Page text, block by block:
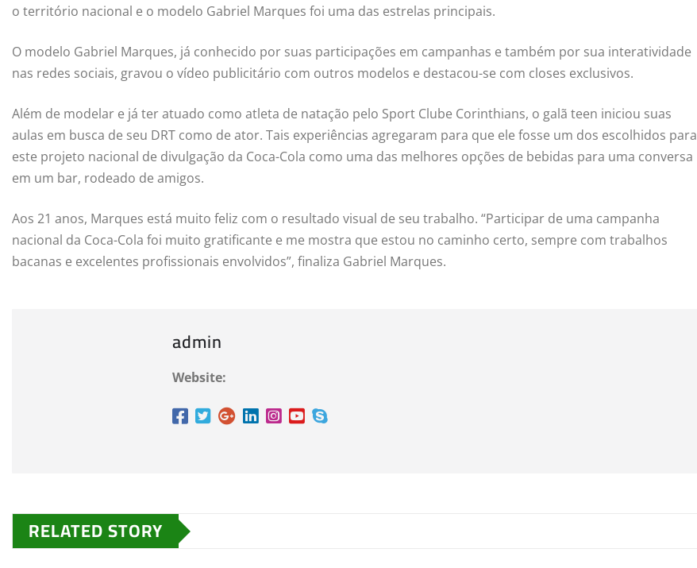
o território nacional e o modelo Gabriel Marques foi uma das estrelas principais.
O modelo Gabriel Marques, já conhecido por suas participações em campanhas e também por sua interatividade
nas redes sociais, gravou o vídeo publicitário com outros modelos e destacou-se com closes exclusivos.
Além de modelar e já ter atuado como atleta de natação pelo Sport Clube Corinthians, o galã teen iniciou suas
aulas em busca de seu DRT como de ator. Tais experiências agregaram para que ele fosse um dos escolhidos para
este projeto nacional de divulgação da Coca-Cola como uma das melhores opções de bebidas para uma conversa
em um bar, rodeado de amigos.
Aos 21 anos, Marques está muito feliz com o resultado visual de seu trabalho. “Participar de uma campanha
nacional da Coca-Cola foi muito gratificante e me mostra que estou no caminho certo, sempre com trabalhos
bacanas e excelentes profissionais envolvidos”, finaliza Gabriel Marques.
admin
Website:
RELATED STORY